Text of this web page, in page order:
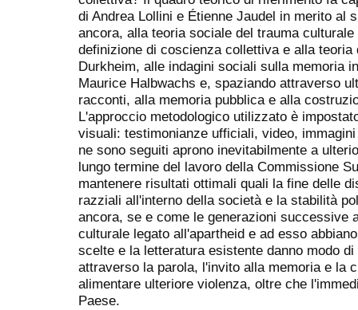
di Andrea Lollini e Étienne Jaudel in merito al
ancora, alla teoria sociale del trauma
definizione di coscienza collettiva e alla
Durkheim, alle indagini sociali sulla memoria
Maurice Halbwachs e, spaziando attraverso
racconti, alla memoria pubblica e alla
L'approccio metodologico utilizzato è
visuali: testimonianze ufficiali, video,
ne sono seguiti aprono inevitabilmente a
lungo termine del lavoro della Commissione
mantenere risultati ottimali quali la fine delle
razziali all'interno della società e la stabilità
ancora, se e come le generazioni successive
culturale legato all'apartheid e ad esso
scelte e la letteratura esistente danno modo
attraverso la parola, l'invito alla memoria e la
alimentare ulteriore violenza, oltre che
Paese.